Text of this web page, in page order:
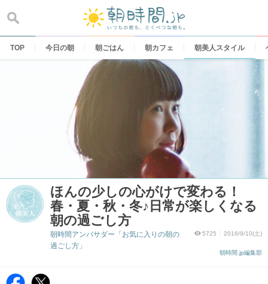
content
TOP 今日の朝 朝ごはん 朝カフェ 朝美人スタイル
ほんの少しの心がけで変わる！
春・夏・秋・冬♪日常が楽しくなる
朝の過ごし方
5725 2016/9/10(土)
朝時間.jp編集部
朝時間アンバサダー「お気に入りの朝の
過ごし方」